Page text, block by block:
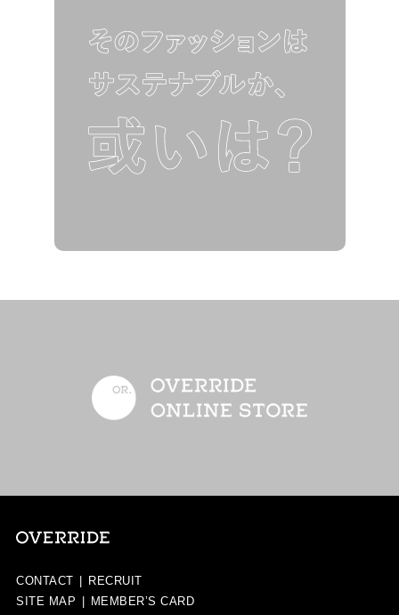
CONTACT
RECRUIT
SITE MAP
MEMBER’S CARD